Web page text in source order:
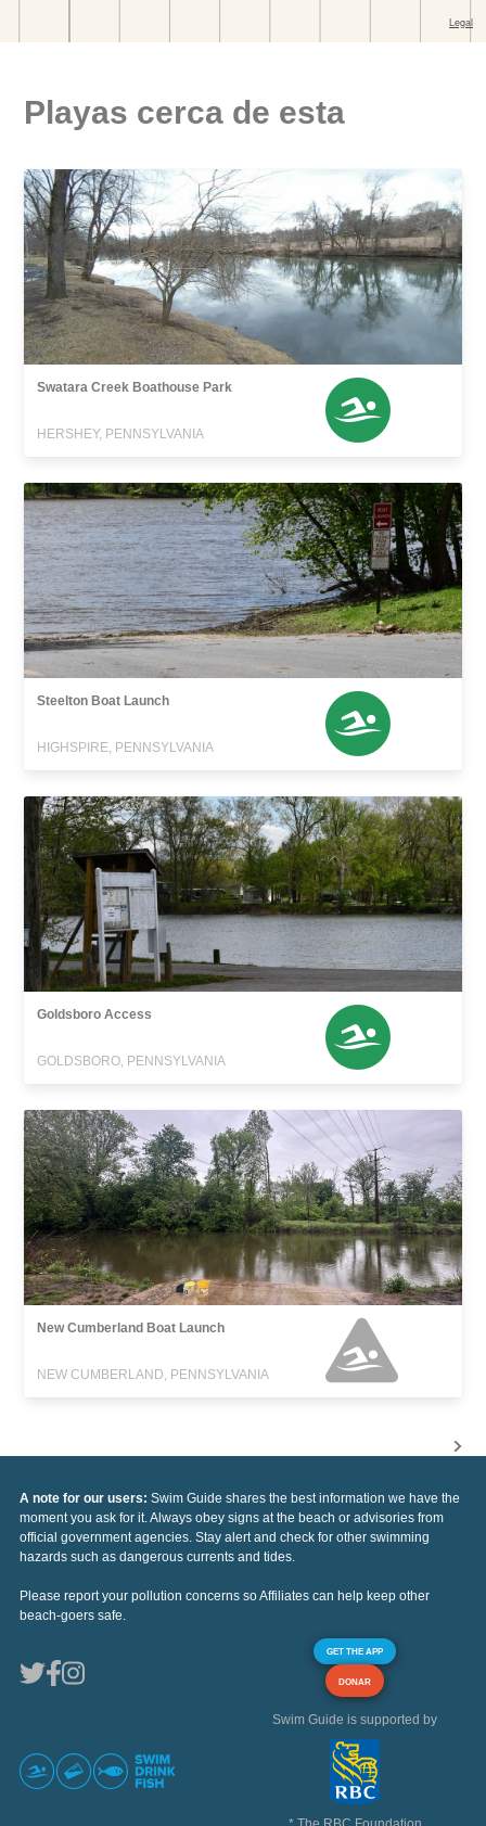
Playas cerca de esta
Swatara Creek Boathouse Park
HERSHEY, PENNSYLVANIA
Steelton Boat Launch
HIGHSPIRE, PENNSYLVANIA
Goldsboro Access
GOLDSBORO, PENNSYLVANIA
New Cumberland Boat Launch
NEW CUMBERLAND, PENNSYLVANIA
A note for our users: Swim Guide shares the best information we have the
moment you ask for it. Always obey signs at the beach or advisories from
official government agencies. Stay alert and check for other swimming
hazards such as dangerous currents and tides.
Please report your pollution concerns so Affiliates can help keep other
beach-goers safe.
GET THE APP
DONAR
Swim Guide is supported by